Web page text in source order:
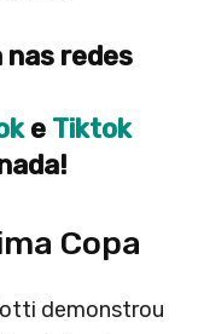
nas redes
e Tiktok
Copa
demonstrou